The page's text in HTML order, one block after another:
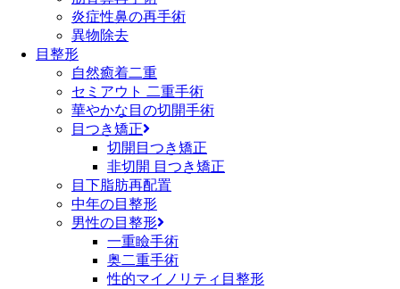
炎症性鼻の再手術
異物除去
目整形
自然癒着二重
セミアウト 二重手術
華やかな目の切開手術
目つき矯正
切開目つき矯正
非切開 目つき矯正
目下脂肪再配置
中年の目整形
男性の目整形
一重瞼手術
奥二重手術
性的マイノリティ目整形